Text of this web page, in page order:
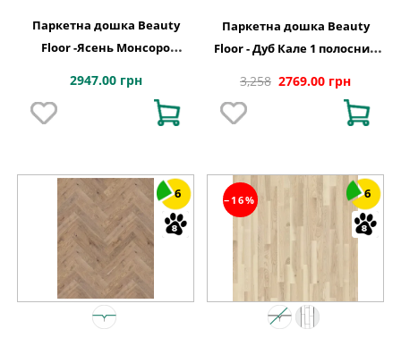
Паркетна дошка Beauty
Floor -Ясень Монсоро
2947.00 грн
Паркетна дошка Beauty
Floor - Дуб Кале 1 полосний
3,258 2769.00 грн
6 −16% 6